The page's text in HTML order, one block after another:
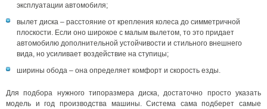
эксплуатации автомобиля;
вылет диска – расстояние от крепления колеса до симметричной
плоскости. Если оно широкое с малым вылетом, то это придает
автомобилю дополнительной устойчивости и стильного внешнего
вида, но усиливает воздействие на ступицы;
ширины обода – она определяет комфорт и скорость езды.
Для подбора нужного типоразмера диска, достаточно просто указать
модель и год производства машины. Система сама подберет самые